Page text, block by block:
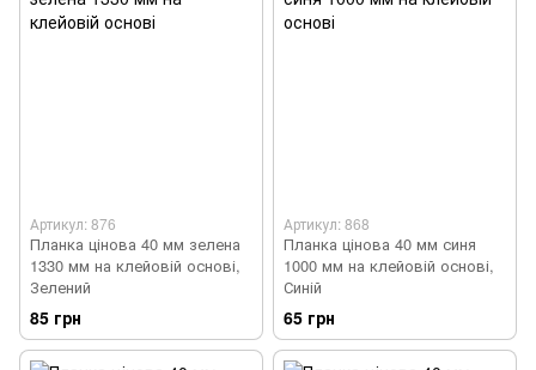
Артикул: 876
Планка цінова 40 мм зелена
1330 мм на клейовій основі,
Зелений
85 грн
Артикул: 868
Планка цінова 40 мм синя
1000 мм на клейовій основі,
Синій
65 грн